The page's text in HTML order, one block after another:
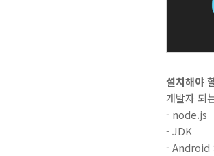
설치해야
개발자 되
- node.js
- JDK
- Android